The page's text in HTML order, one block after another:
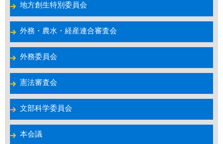
地方創生特別委員会
外務・農水・経産連合審査会
外務委員会
憲法審査会
文部科学委員会
本会議